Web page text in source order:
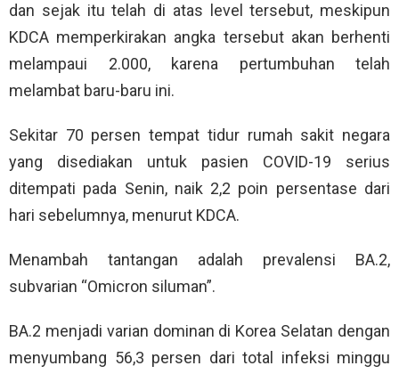
dan sejak itu telah di atas level tersebut, meskipun
KDCA memperkirakan angka tersebut akan berhenti
melampaui 2.000, karena pertumbuhan telah
melambat baru-baru ini.
Sekitar 70 persen tempat tidur rumah sakit negara
yang disediakan untuk pasien COVID-19 serius
ditempati pada Senin, naik 2,2 poin persentase dari
hari sebelumnya, menurut KDCA.
Menambah tantangan adalah prevalensi BA.2,
subvarian “Omicron siluman”.
BA.2 menjadi varian dominan di Korea Selatan dengan
menyumbang 56,3 persen dari total infeksi minggu